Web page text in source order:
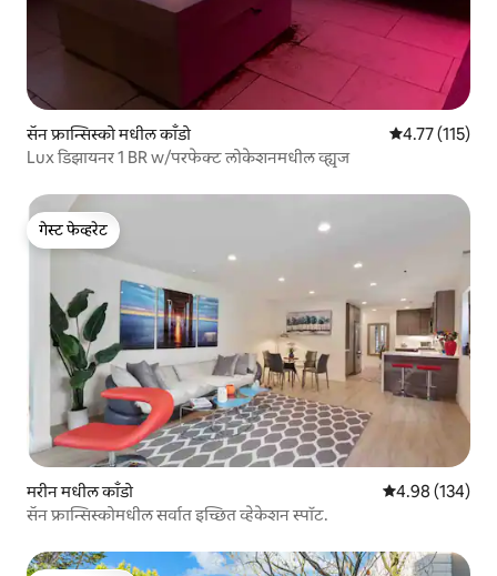
सॅन फ्रान्सिस्को मधील काँडो 5 पैकी 4.77
4.77 (115)
Lux डिझायनर 1 BR w/परफेक्ट लोकेशनमधील व्ह्यूज
गेस्ट फेव्हरेट
गेस्ट फेव्हरेट
मरीन मधील काँडो 5 पैकी 4.98
4.98 (134)
सॅन फ्रान्सिस्कोमधील सर्वात इच्छित व्हेकेशन स्पॉट.